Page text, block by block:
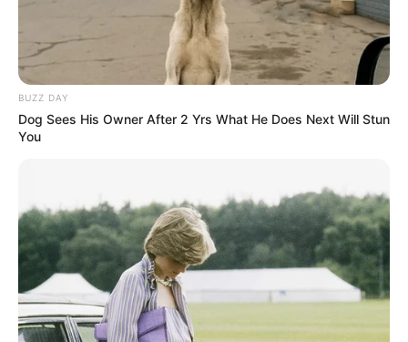
BUZZ DAY
Dog Sees His Owner After 2 Yrs What He Does Next Will Stun
You